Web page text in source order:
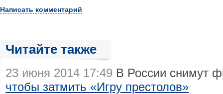
Написать комментарий
Читайте также
23 июня 2014 17:49 В России снимут
чтобы затмить «Игру престолов»